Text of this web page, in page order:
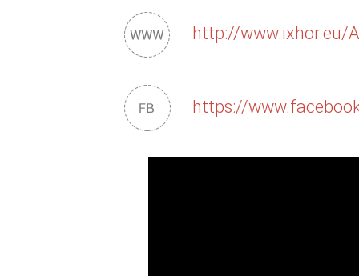
http://www.ixhor.eu/
https://